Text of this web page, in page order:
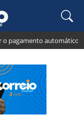
automático da